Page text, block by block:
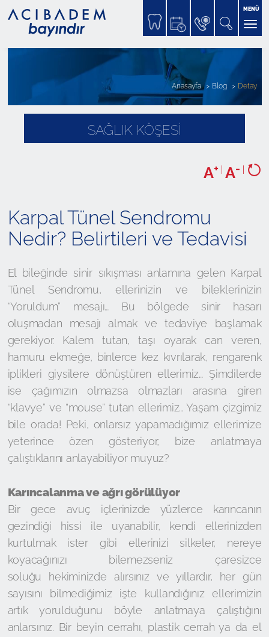
MENÜ
SAĞLIK KÖŞESİ
Anasayfa Blog Detay
A+ | A- |
Karpal Tünel Sendromu
Nedir? Belirtileri ve Tedavisi
El bileğinde sinir sıkışması anlamına gelen Karpal
Tünel Sendromu, ellerinizin ve bileklerinizin
“Yoruldum” mesajı… Bu bölgede sinir hasarı
oluşmadan mesajı almak ve tedaviye başlamak
gerekiyor. Kalem tutan, taşı oyarak can veren,
hamuru ekmeğe, binlerce kez kıvrılarak, rengarenk
iplikleri giysilere dönüştüren ellerimiz… Şimdilerde
ise çağımızın olmazsa olmazları arasına giren
“klavye” ve “mouse” tutan ellerimiz… Yaşam çizgimiz
bile orada! Peki, onlarsız yapamadığımız ellerimize
yeterince özen gösteriyor, bize anlatmaya
çalıştıklarını anlayabiliyor muyuz?
Karıncalanma ve ağrı görülüyor
Bir gece avuç içlerinizde yüzlerce karıncanın
gezindiği hissi ile uyanabilir, kendi ellerinizden
kurtulmak ister gibi ellerinizi silkeler, nereye
koyacağınızı bilemezseniz çaresizce
soluğu hekiminizde alırsınız ve yıllardır, her gün
sayısını bilmediğimiz işte kullandığınız ellerimizin
artık yorulduğunu böyle anlatmaya çalıştığını
anlarsınız. Bir beyin cerrahı, plastik cerrah ya da el